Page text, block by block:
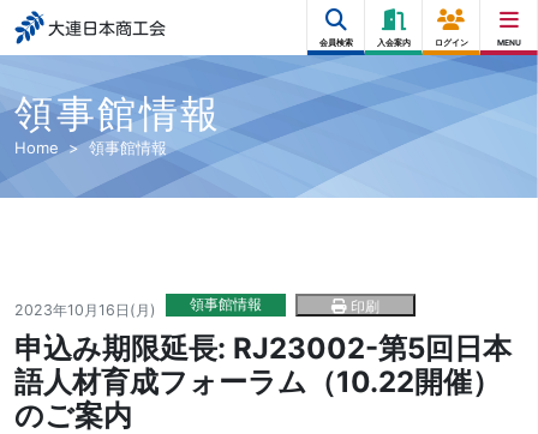
大連日本商工会
会員検索 入会案内 ログイン MENU
領事館情報
Home 領事館情報
2023年10月16日(月) 領事館情報 印刷
申込み期限延長: RJ23002-第5回日本
語人材育成フォーラム（10.22開催）
のご案内